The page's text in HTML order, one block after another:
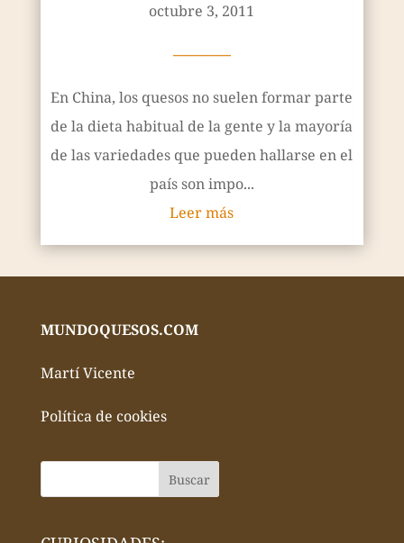
octubre 3, 2011
————
En China, los quesos no suelen formar parte
de la dieta habitual de la gente y la mayoría
de las variedades que pueden hallarse en el
país son impo...
Leer más
MUNDOQUESOS.COM
Martí Vicente
Política de cookies